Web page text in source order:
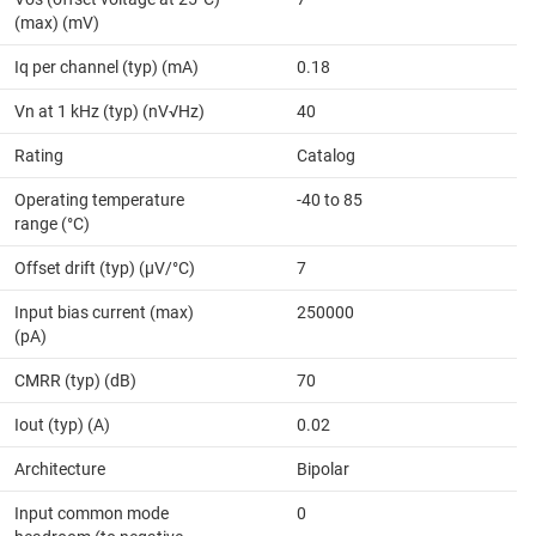
(max) (mV)
Iq per channel (typ) (mA) 0.18
Vn at 1 kHz (typ) (nV√Hz) 40
Rating Catalog
Operating temperature
range (°C)
-40 to 85
Offset drift (typ) (µV/°C) 7
Input bias current (max)
(pA)
250000
CMRR (typ) (dB) 70
Iout (typ) (A) 0.02
Architecture Bipolar
Input common mode
0